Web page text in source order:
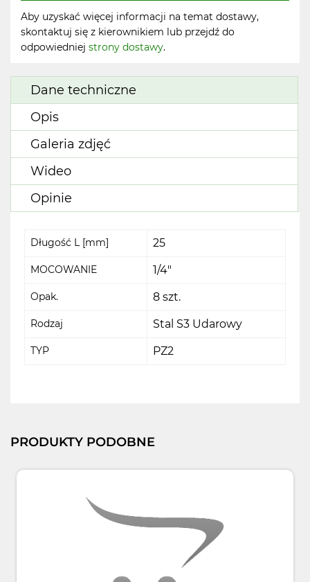
Aby uzyskać więcej informacji na temat dostawy,
skontaktuj się z kierownikiem lub przejdź do
odpowiedniej strony dostawy.
Dane techniczne
Opis
Galeria zdjęć
Wideo
Opinie
Długość L [mm] 25
MOCOWANIE 1/4"
Opak. 8 szt.
Rodzaj Stal S3 Udarowy
TYP PZ2
PRODUKTY PODOBNE